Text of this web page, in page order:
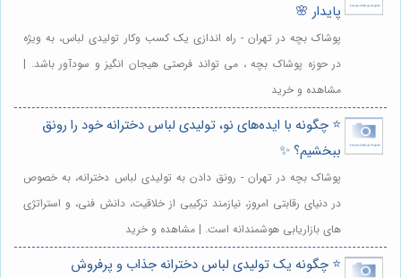
پایدار 🌸
پوشاک بچه در تهران - راه اندازی یک کسب وکار تولیدی لباس، به ویژه
در حوزه پوشاک بچه ، می تواند فرصتی هیجان انگیز و سودآور باشد. |
مشاهده و خرید
⭐️ چگونه با ایده‌های نو، تولیدی لباس دخترانه خود را رونق
ببخشیم؟ ✨
پوشاک بچه در تهران - رونق دادن به تولیدی لباس دخترانه، به خصوص
در دنیای رقابتی امروز، نیازمند ترکیبی از خلاقیت، دانش فنی، و استراتژی
های بازاریابی هوشمندانه است. | مشاهده و خرید
⭐️ چگونه یک تولیدی لباس دخترانه جذاب و پرفروش